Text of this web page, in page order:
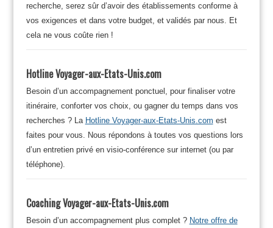
recherche, serez sûr d’avoir des établissements conforme à
vos exigences et dans votre budget, et validés par nous. Et
cela ne vous coûte rien !
Hotline Voyager-aux-Etats-Unis.com
Besoin d’un accompagnement ponctuel, pour finaliser votre
itinéraire, conforter vos choix, ou gagner du temps dans vos
recherches ? La Hotline Voyager-aux-Etats-Unis.com est
faites pour vous. Nous répondons à toutes vos questions lors
d’un entretien privé en visio-conférence sur internet (ou par
téléphone).
Coaching Voyager-aux-Etats-Unis.com
Besoin d’un accompagnement plus complet ? Notre offre de